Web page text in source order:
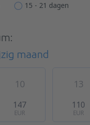
15 - 21 dagen
maand
10
147
EUR
13
110
EUR